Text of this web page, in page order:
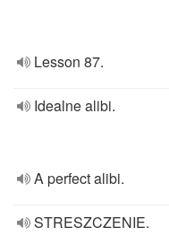
Lesson 87.
Idealne alibi.
A perfect alibi.
STRESZCZENIE.